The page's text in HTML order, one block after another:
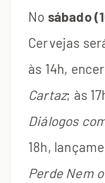
No sábado
Cervejas
às 14h,
Cartaz; às
Diálogos
18h,
Perde Nem